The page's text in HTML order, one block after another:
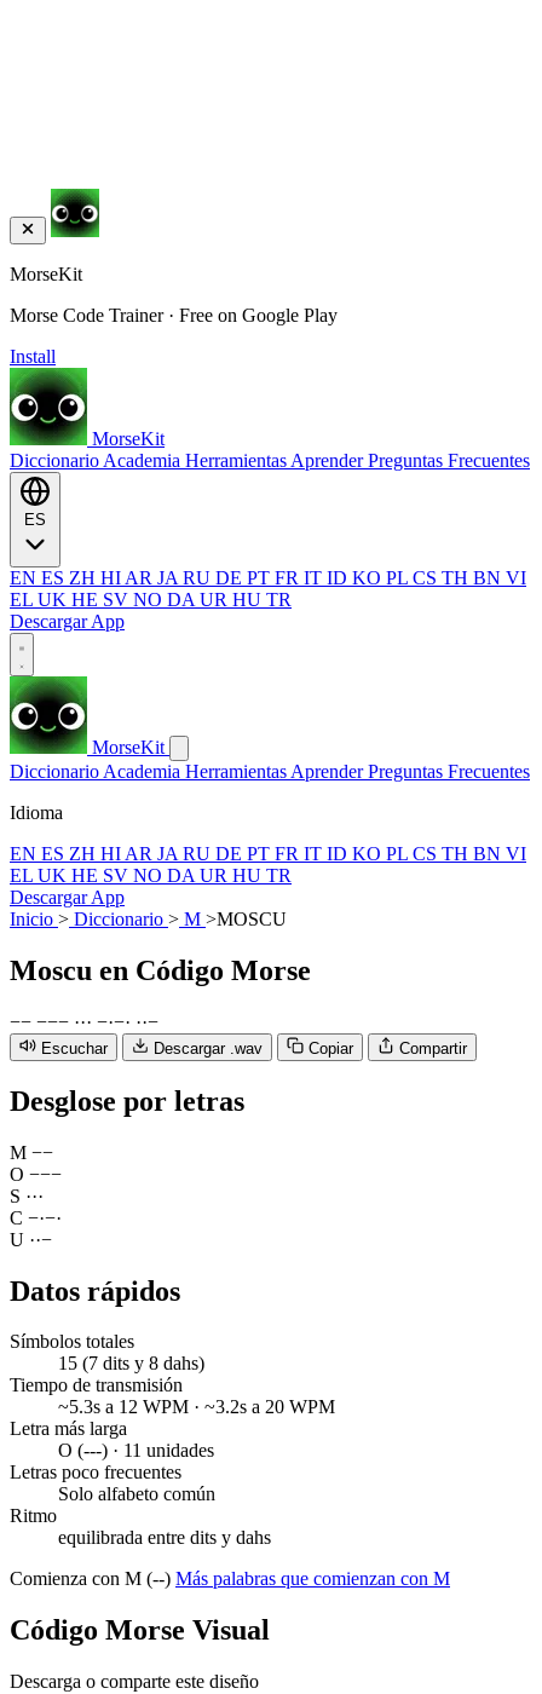
MorseKit
Morse Code Trainer · Free on Google Play
Install
MorseKit
Diccionario Academia Herramientas AprenderPreguntas Frecuentes
EN ES ZH HI AR JA RU DE PT FR IT ID KO PL CS TH BN VI
EL UK HE SV NO DA UR HU TR
Descargar App
MorseKit
Diccionario Academia Herramientas AprenderPreguntas Frecuentes
Idioma
EN ES ZH HI AR JA RU DE PT FR IT ID KO PL CS TH BN VI
EL UK HE SV NO DA UR HU TR
Descargar App
Inicio > Diccionario > M >MOSCU
Moscu en Código Morse
−− −−− ··· −·−· ··−
Escuchar Descargar .wav Copiar Compartir
Desglose por letras
M −−
O −−−
S ···
C −·−·
U ··−
Datos rápidos
Símbolos totales
15 (7 dits y 8 dahs)
Tiempo de transmisión
~5.3s a 12 WPM · ~3.2s a 20 WPM
Letra más larga
O (---) · 11 unidades
Letras poco frecuentes
Solo alfabeto común
Ritmo
equilibrada entre dits y dahs
Comienza con M (--) Más palabras que comienzan con M
Código Morse Visual
Descarga o comparte este diseño